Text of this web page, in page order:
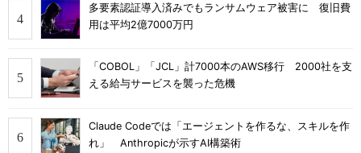
多要素認証導入済みでもランサムウェア被害に 復旧費
用は平均2億7000万円
「COBOL」「JCL」計7000本のAWS移行 2000社を支
える給与サービスを襲った危機
Claude Codeでは「エージェントを作るな、スキルを作
れ」 Anthropicが示すAI構築術